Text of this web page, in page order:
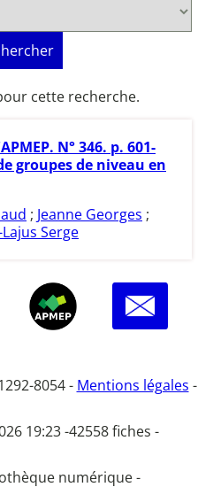
cette recherche.
N° 346. p. 601-
groupes de niveau en
; Jeanne Georges ;
Serge
8054 - Mentions légales -
19:23 -42558 fiches -
numérique -